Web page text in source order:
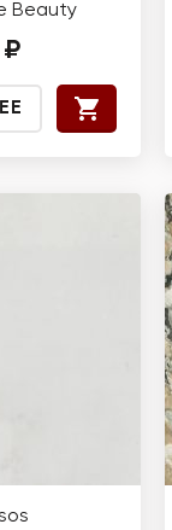
Beauty
₽